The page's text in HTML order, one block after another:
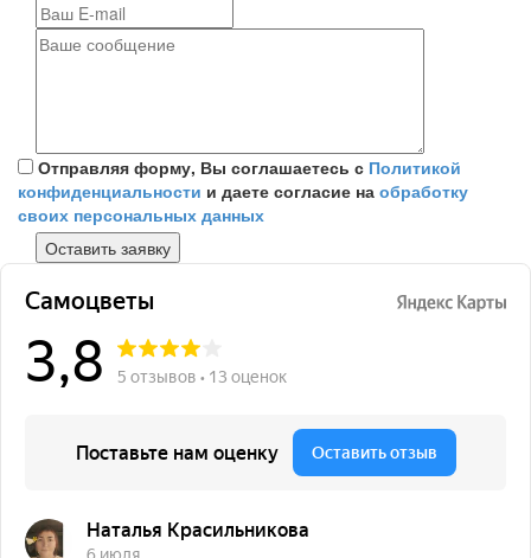
Отправляя форму, Вы соглашаетесь с Политикой
конфиденциальности и даете согласие на обработку
своих персональных данных